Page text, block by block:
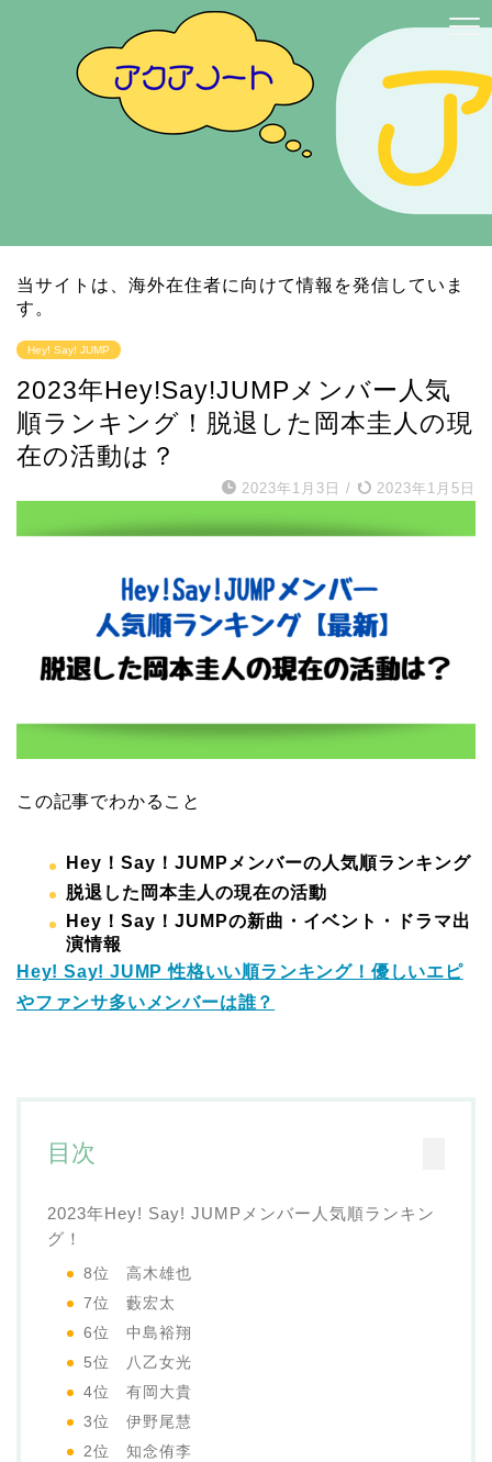
当サイトは、海外在住者に向けて情報を発信していま
す。
Hey! Say! JUMP
2023年Hey!Say!JUMPメンバー人気
順ランキング！脱退した岡本圭人の現
在の活動は？
2023年1月3日 / 2023年1月5日
この記事でわかること
Hey！Say！JUMPメンバーの人気順ランキング
脱退した岡本圭人の現在の活動
Hey！Say！JUMPの新曲・イベント・ドラマ出
演情報
Hey! Say! JUMP 性格いい順ランキング！優しいエピ
やファンサ多いメンバーは誰？
目次
2023年Hey! Say! JUMPメンバー人気順ランキン
グ！
8位 高木雄也
7位 藪宏太
6位 中島裕翔
5位 八乙女光
4位 有岡大貴
3位 伊野尾慧
2位 知念侑李